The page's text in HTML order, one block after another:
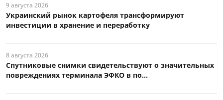
9 августа 2026
Украинский рынок картофеля трансформируют
инвестиции в хранение и переработку
8 августа 2026
Спутниковые снимки свидетельствуют о значительных
повреждениях терминала ЭФКО в по...